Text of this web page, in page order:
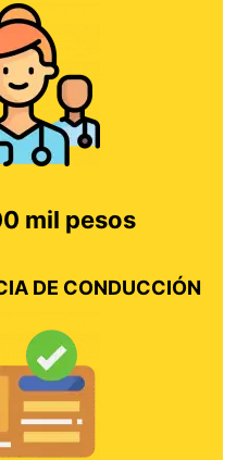
mil pesos
DE CONDUCCIÓN